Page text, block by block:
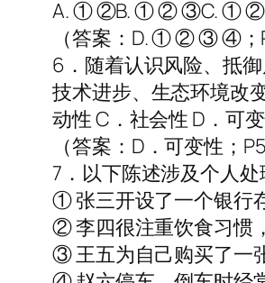
A. ① ②B. ① ② ③C. ①
（答案：D. ① ② ③ ④；
6．随着认识风险、抵
技术进步、生态环境改
动性 C．社会性 D．可
（答案：D．可变性；
7．以下陈述涉及个人
① 张三开设了一个银行
② 李四很注重饮食习惯
③ 王五为自己购买了一